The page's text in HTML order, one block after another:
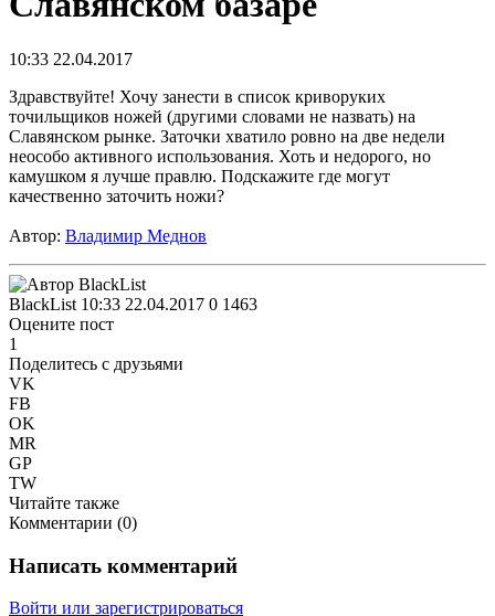
10:33 22.04.2017
Здравствуйте! Хочу занести в список криворуких
точильщиков ножей (другими словами не назвать) на
Славянском рынке. Заточки хватило ровно на две недели
неособо активного использования. Хоть и недорого, но
камушком я лучше правлю. Подскажите где могут
качественно заточить ножи?
Автор: Владимир Меднов
BlackList 10:33 22.04.2017 0 1463
Оцените пост
1
Поделитесь с друзьями
VK
FB
OK
MR
GP
TW
Читайте также
Комментарии (0)
Написать комментарий
Войти или зарегистрироваться